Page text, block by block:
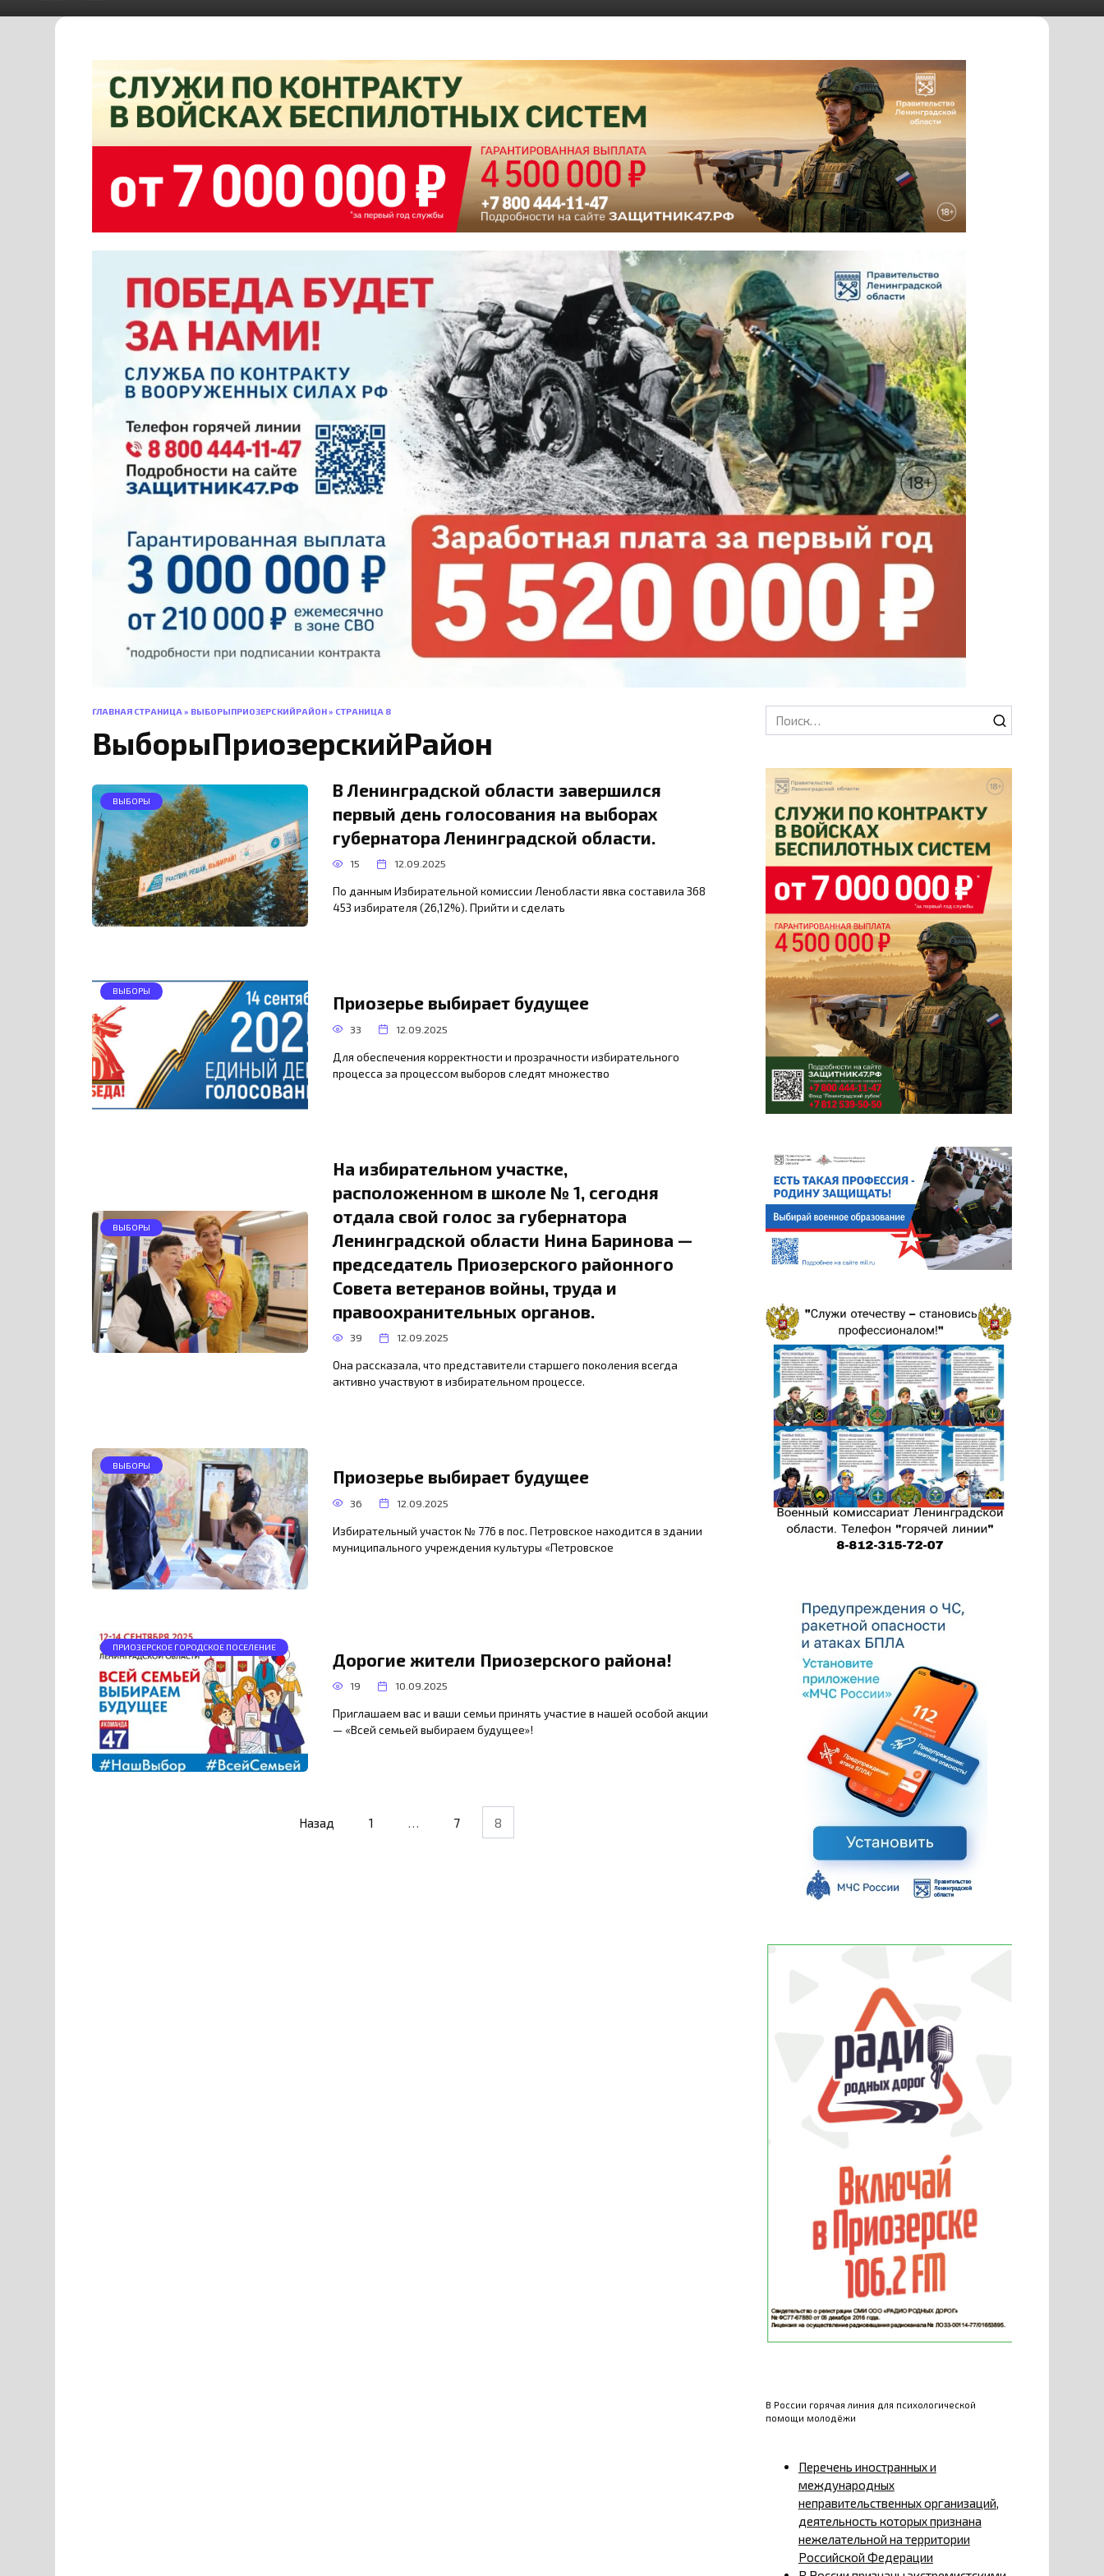
ГЛАВНАЯ СТРАНИЦА» ВЫБОРЫПРИОЗЕРСКИЙРАЙОН» СТРАНИЦА 8
ВыборыПриозерскийРайон
ВЫБОРЫ
В Ленинградской области завершился
первый день голосования на выборах
губернатора Ленинградской области.
15 12.09.2025
По данным Избирательной комиссии Ленобласти явка составила 368
453 избирателя (26,12%). Прийти и сделать
ВЫБОРЫ
Приозерье выбирает будущее
33 12.09.2025
Для обеспечения корректности и прозрачности избирательного
процесса за процессом выборов следят множество
ВЫБОРЫ
На избирательном участке,
расположенном в школе № 1, сегодня
отдала свой голос за губернатора
Ленинградской области Нина Баринова —
председатель Приозерского районного
Совета ветеранов войны, труда и
правоохранительных органов.
39 12.09.2025
Она рассказала, что представители старшего поколения всегда
активно участвуют в избирательном процессе.
ВЫБОРЫ
Приозерье выбирает будущее
36 12.09.2025
Избирательный участок № 776 в пос. Петровское находится в здании
муниципального учреждения культуры «Петровское
ПРИОЗЕРСКОЕ ГОРОДСКОЕ ПОСЕЛЕНИЕ
Дорогие жители Приозерского района!
19 10.09.2025
Приглашаем вас и ваши семьи принять участие в нашей особой акции
— «Всей семьей выбираем будущее»!
Назад 1 7 8
Search
for:
В России горячая линия для психологической
помощи молодёжи
Перечень иностранных и
международных
неправительственных организаций,
деятельность которых признана
нежелательной на территории
Российской Федерации